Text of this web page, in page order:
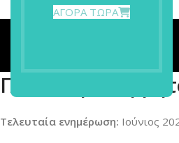
ΑΓΟΡΑ ΤΩΡΑ
Πολιτική
Τελευταία ενημέρωση: Ιούνιος